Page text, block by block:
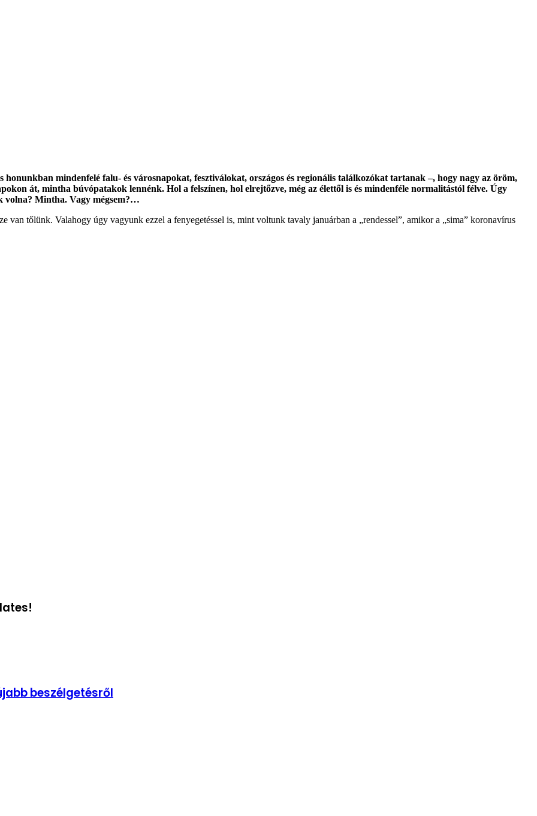
mindenfelé falu- és városnapokat, fesztiválokat, országos és regionális találkozókat tartanak –, hogy nagy az öröm,
át, mintha búvópatakok lennénk. Hol a felszínen, hol elrejtőzve, még az élettől is és mindenféle normalitástól félve. Úgy
volna? Mintha. Vagy mégsem?…
van tőlünk. Valahogy úgy vagyunk ezzel a fenyegetéssel is, mint voltunk tavaly januárban a „rendessel”, amikor a „sima” koronavírus
beszélgetésről